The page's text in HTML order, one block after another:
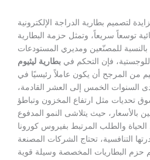
لتصميم بطارية الدراجة الإلكترونية
توسعاً سريعاً، وتمثل حزمة البطارية
للمصنّعين ومديري المستودعات
فإن التحكم في بطارية ليثيوم
من المرجح أن يكون عاملاً رئيسيًا في
السنوات الخمس إلى العشر القادمة،
تحديات مثل ارتفاع المخزون وتباطؤ
بالأسعار، حيث يتلاشى النمو المدفوع
الحياة والطلب المرتبط بفيروس كورونا
التنافسية، تحتاج الشركات المصنعة
حزم البطاريات المخصصة وسيلة قوية